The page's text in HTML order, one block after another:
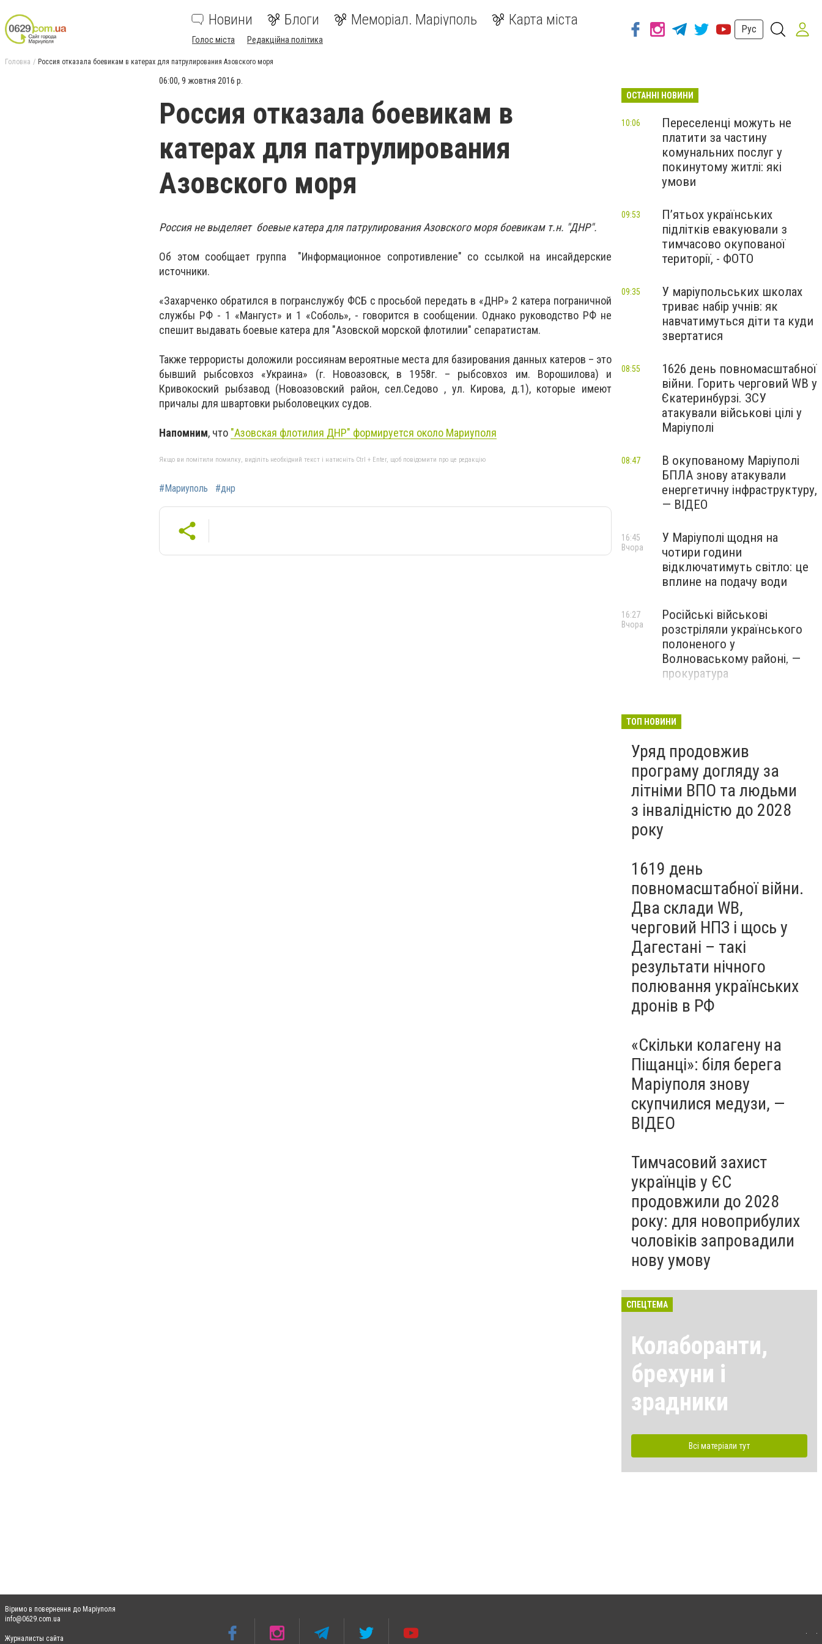
Новини Блоги Меморіал. Маріуполь Карта міста
Голос міста Редакційна політика
Рус
Головна Россия отказала боевикам в катерах для патрулирования Азовского моря
06:00, 9 жовтня 2016 р.
Россия отказала боевикам в
катерах для патрулирования
Азовского моря
Россия не выделяет боевые катера для патрулирования Азовского моря боевикам т.н. "ДНР".
Об этом сообщает группа "Информационное сопротивление" со ссылкой на инсайдерские
источники.
«Захарченко обратился в погранслужбу ФСБ с просьбой передать в «ДНР» 2 катера пограничной
службы РФ - 1 «Мангуст» и 1 «Соболь», - говорится в сообщении. Однако руководство РФ не
спешит выдавать боевые катера для "Азовской морской флотилии" сепаратистам.
Также террористы доложили россиянам вероятные места для базирования данных катеров – это
бывший рыбсовхоз «Украина» (г. Новоазовск, в 1958г. – рыбсовхоз им. Ворошилова) и
Кривокоский рыбзавод (Новоазовский район, сел.Седово , ул. Кирова, д.1), которые имеют
причалы для швартовки рыболовецких судов.
Напомним, что "Азовская флотилия ДНР" формируется около Мариуполя
Якщо ви помітили помилку, виділіть необхідний текст і натисніть Ctrl + Enter, щоб повідомити про це редакцію
#Мариуполь #днр
ОСТАННІ НОВИНИ
Переселенці можуть не
платити за частину
комунальних послуг у
покинутому житлі: які
умови
10:06
П’ятьох українських
підлітків евакуювали з
тимчасово окупованої
території, - ФОТО
09:53
У маріупольських школах
триває набір учнів: як
навчатимуться діти та куди
звертатися
09:35
1626 день повномасштабної
війни. Горить черговий WB у
Єкатеринбурзі. ЗСУ
атакували військові цілі у
Маріуполі
08:55
В окупованому Маріуполі
БПЛА знову атакували
енергетичну інфраструктуру,
— ВІДЕО
08:47
У Маріуполі щодня на
чотири години
відключатимуть світло: це
вплине на подачу води
16:45
Вчора
Російські військові
розстріляли українського
полоненого у
Волноваському районі, —
прокуратура
16:27
Вчора
адміністрація оскаржує
судами право власності на
житло
Вчора
ТОП НОВИНИ
Уряд продовжив
програму догляду за
літніми ВПО та людьми
з інвалідністю до 2028
року
1619 день
повномасштабної війни.
Два склади WB,
черговий НПЗ і щось у
Дагестані – такі
результати нічного
полювання українських
дронів в РФ
«Скільки колагену на
Піщанці»: біля берега
Маріуполя знову
скупчилися медузи, —
ВІДЕО
Тимчасовий захист
українців у ЄС
продовжили до 2028
року: для новоприбулих
чоловіків запровадили
нову умову
СПЕЦТЕМА
Колаборанти,
брехуни і
зрадники
Всі матеріали тут
Віримо в повернення до Маріуполя
info@0629.com.ua
Журналисты сайта